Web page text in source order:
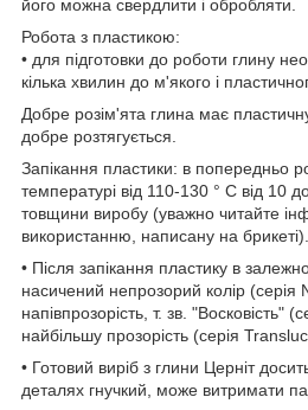
його можна свердлити і обробляти.
Робота з пластикою:
• для підготовки до роботи глину
кілька хвилин до м'якого і
Добре розім'ята глина має
добре розтягується.
Запікання пластики: в попередньо
температурі від 110-130 ° C від 10
товщини виробу (уважно читайте
використанню, написану на брикеті).
• Після запікання пластику в
насичений непрозорий колір
напівпрозорість, т. зв. "Восковість"
найбільшу прозорість (серія
• Готовий виріб з глини Церніт
деталях гнучкий, може витримати